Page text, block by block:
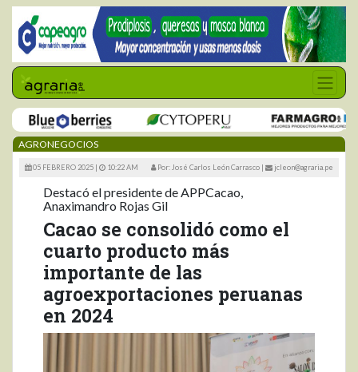
AGRONEGOCIOS
05 FEBRERO 2025 | 10:22 AM Por: José Carlos León Carrasco | jcleon@agraria.pe
Destacó el presidente de APPCacao,
Anaximandro Rojas Gil
Cacao se consolidó como el
cuarto producto más
importante de las
agroexportaciones peruanas
en 2024